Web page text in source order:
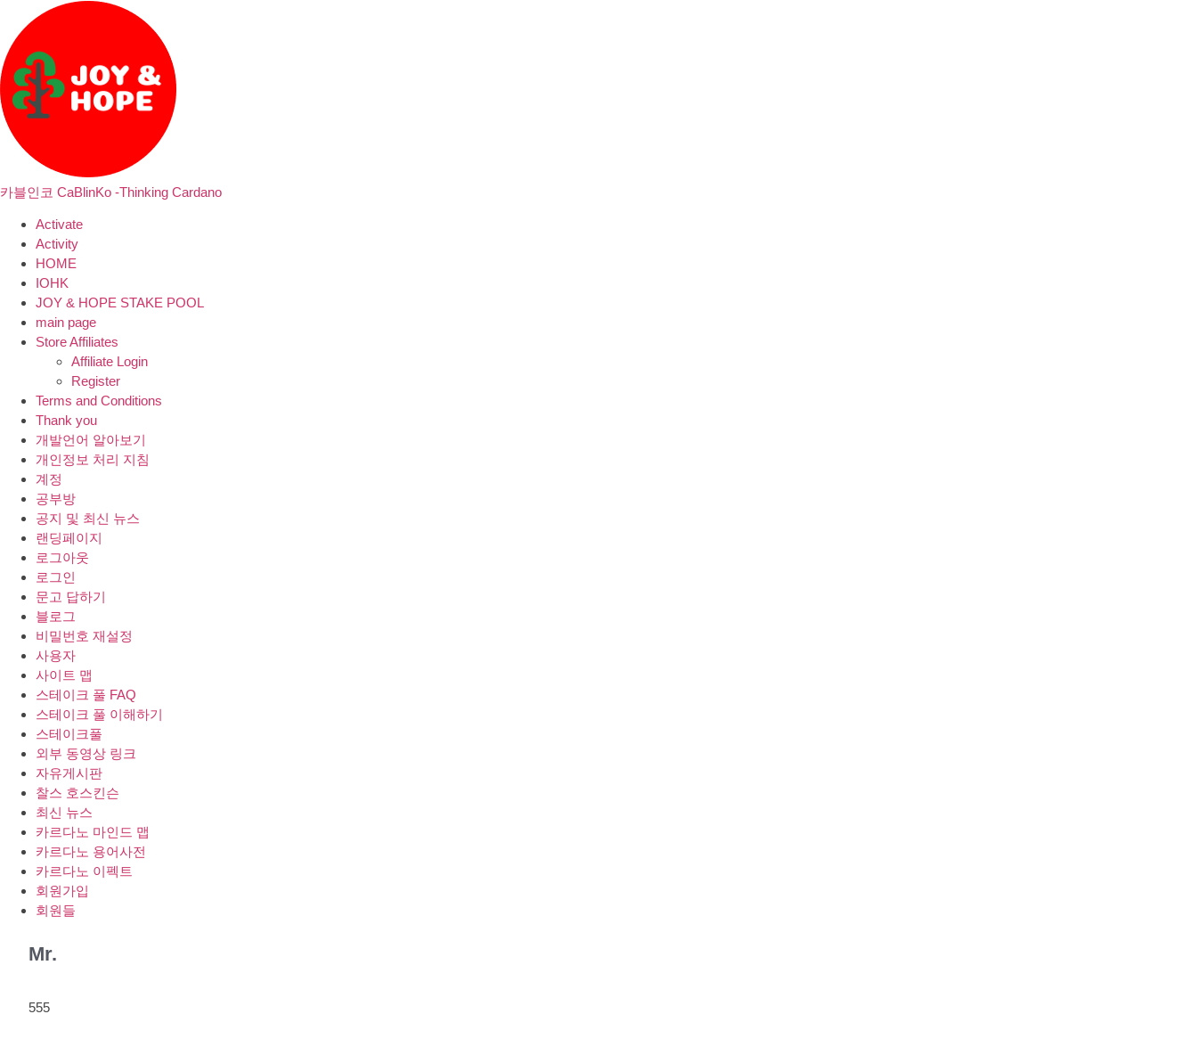
카블인코 CaBlinKo -Thinking Cardano
Activate
Activity
HOME
IOHK
JOY & HOPE STAKE POOL
main page
Store Affiliates
Affiliate Login
Register
Terms and Conditions
Thank you
개발언어 알아보기
개인정보 처리 지침
계정
공부방
공지 및 최신 뉴스
랜딩페이지
로그아웃
로그인
문고 답하기
블로그
비밀번호 재설정
사용자
사이트 맵
스테이크 풀 FAQ
스테이크 풀 이해하기
스테이크풀
외부 동영상 링크
자유게시판
찰스 호스킨슨
최신 뉴스
카르다노 마인드 맵
카르다노 용어사전
카르다노 이펙트
회원가입
회원들
Mr.
555